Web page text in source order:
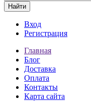
Найти
Вход
Регистрация
Главная
Блог
Доставка
Оплата
Контакты
Карта сайта